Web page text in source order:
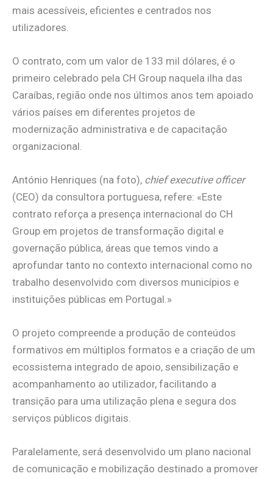
mais acessíveis, eficientes e centrados nos
utilizadores.
O contrato, com um valor de 133 mil dólares, é o
primeiro celebrado pela CH Group naquela ilha das
Caraíbas, região onde nos últimos anos tem apoiado
vários países em diferentes projetos de
modernização administrativa e de capacitação
organizacional.
António Henriques (na foto), chief executive officer
(CEO) da consultora portuguesa, refere: «Este
contrato reforça a presença internacional do CH
Group em projetos de transformação digital e
governação pública, áreas que temos vindo a
aprofundar tanto no contexto internacional como no
trabalho desenvolvido com diversos municípios e
instituições públicas em Portugal.»
O projeto compreende a produção de conteúdos
formativos em múltiplos formatos e a criação de um
ecossistema integrado de apoio, sensibilização e
acompanhamento ao utilizador, facilitando a
transição para uma utilização plena e segura dos
serviços públicos digitais.
Paralelamente, será desenvolvido um plano nacional
de comunicação e mobilização destinado a promover